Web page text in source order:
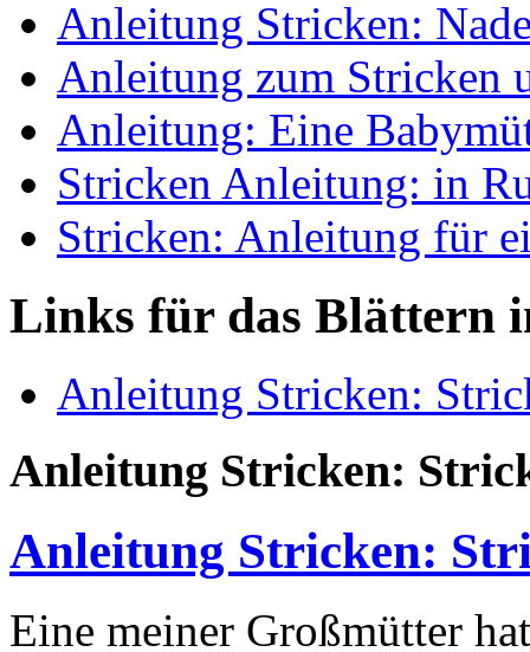
Anleitung Stricken:
Anleitung zum Stricken
Anleitung: Eine
Stricken Anleitung: in
Stricken: Anleitung für
Links für das Blättern
Anleitung Stricken:
Anleitung Stricken:
Anleitung Stricken:
Eine meiner Großmütter